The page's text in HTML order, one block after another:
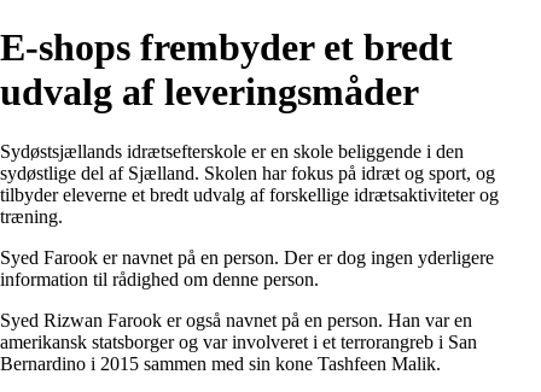
E-shops frembyder et bredt
udvalg af leveringsmåder
Sydøstsjællands idrætsefterskole er en skole beliggende i den
sydøstlige del af Sjælland. Skolen har fokus på idræt og sport, og
tilbyder eleverne et bredt udvalg af forskellige idrætsaktiviteter og
træning.
Syed Farook er navnet på en person. Der er dog ingen yderligere
information til rådighed om denne person.
Syed Rizwan Farook er også navnet på en person. Han var en
amerikansk statsborger og var involveret i et terrorangreb i San
Bernardino i 2015 sammen med sin kone Tashfeen Malik.